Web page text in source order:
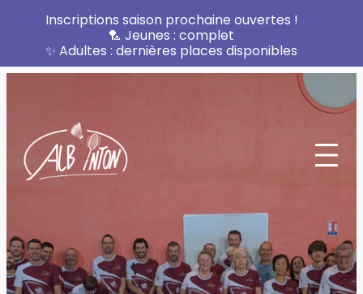
Inscriptions saison prochaine ouvertes !
🏸 Jeunes : complet
✨ Adultes : dernières places disponibles